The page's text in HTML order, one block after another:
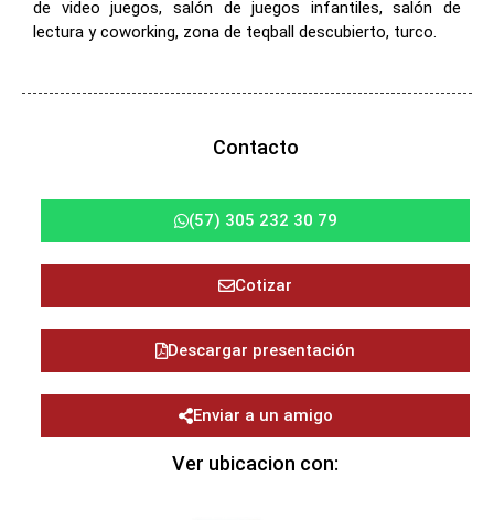
de video juegos, salón de juegos infantiles, salón de
lectura y coworking, zona de teqball descubierto, turco.
Contacto
(57) 305 232 30 79
Cotizar
Descargar presentación
Enviar a un amigo
Ver ubicacion con: